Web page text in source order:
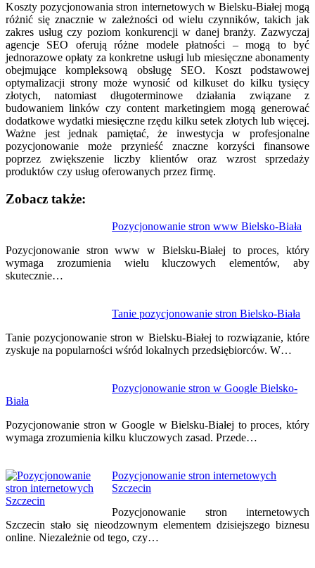
Koszty pozycjonowania stron internetowych w Bielsku-Białej mogą
różnić się znacznie w zależności od wielu czynników, takich jak
zakres usług czy poziom konkurencji w danej branży. Zazwyczaj
agencje SEO oferują różne modele płatności – mogą to być
jednorazowe opłaty za konkretne usługi lub miesięczne abonamenty
obejmujące kompleksową obsługę SEO. Koszt podstawowej
optymalizacji strony może wynosić od kilkuset do kilku tysięcy
złotych, natomiast długoterminowe działania związane z
budowaniem linków czy content marketingiem mogą generować
dodatkowe wydatki miesięczne rzędu kilku setek złotych lub więcej.
Ważne jest jednak pamiętać, że inwestycja w profesjonalne
pozycjonowanie może przynieść znaczne korzyści finansowe
poprzez zwiększenie liczby klientów oraz wzrost sprzedaży
produktów czy usług oferowanych przez firmę.
Zobacz także:
Pozycjonowanie stron www Bielsko-Biała
Pozycjonowanie stron www w Bielsku-Białej to proces, który
wymaga zrozumienia wielu kluczowych elementów, aby
skutecznie…
Tanie pozycjonowanie stron Bielsko-Biała
Tanie pozycjonowanie stron w Bielsku-Białej to rozwiązanie, które
zyskuje na popularności wśród lokalnych przedsiębiorców. W…
Pozycjonowanie stron w Google Bielsko-
Biała
Pozycjonowanie stron w Google w Bielsku-Białej to proces, który
wymaga zrozumienia kilku kluczowych zasad. Przede…
Pozycjonowanie stron internetowych
Szczecin
Pozycjonowanie stron internetowych
Szczecin stało się nieodzownym elementem dzisiejszego biznesu
online. Niezależnie od tego, czy…
wpisu